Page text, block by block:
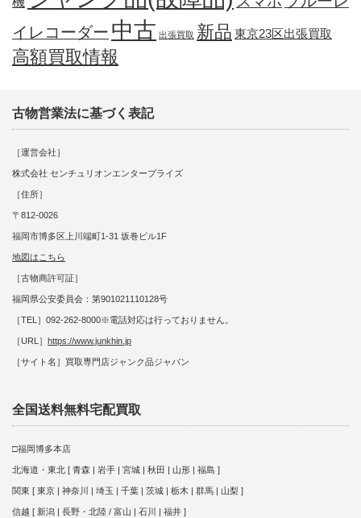
イレコーダー 中古 出張買取 新品 東京23区出張買取
高額買取情報
古物営業法に基づく表記
［運営会社］
株式会社 センチュリオンエンタープライズ
［住所］
〒812-0026
福岡市博多区上川端町1-31 坂巻ビル1F
地図はこちら
［古物商許可証］
福岡県公安委員会：第901021110128号
［TEL］092-262-8000※電話対応は行っておりません。
［URL］ https://www.junkhin.jp
［サイト名］買取専門店ジャンク品ジャパン
全国送料無料宅配買取
□福岡博多本店
北海道・東北 [ 青森 | 岩手 | 宮城 | 秋田 | 山形 | 福島 ]
関東 [ 東京 | 神奈川 | 埼玉 | 千葉 | 茨城 | 栃木 | 群馬 | 山梨 ]
信越 [ 新潟 | 長野・北陸 / 富山 | 石川 | 福井 ]